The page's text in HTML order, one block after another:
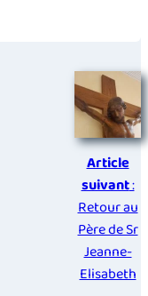
Article
suivant:
Retour au
Père de Sr
Jeanne-
Elisabeth